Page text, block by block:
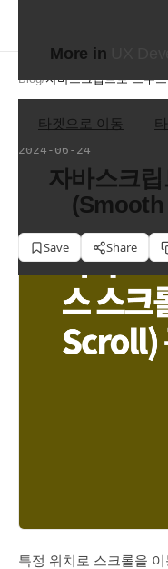
Blog/자바스크립트로 스무
UX Development / UX -
2024-06-24
자바스크
(Smooth
Save Share
Showing original post —
특정 위치로 스크롤을
타겟으로 이동
More in